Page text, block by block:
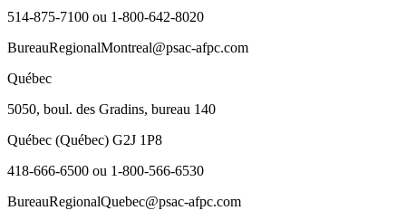
514-875-7100 ou 1-800-642-8020
BureauRegionalMontreal@psac-afpc.com
Québec
5050, boul. des Gradins, bureau 140
Québec (Québec) G2J 1P8
418-666-6500 ou 1-800-566-6530
BureauRegionalQuebec@psac-afpc.com